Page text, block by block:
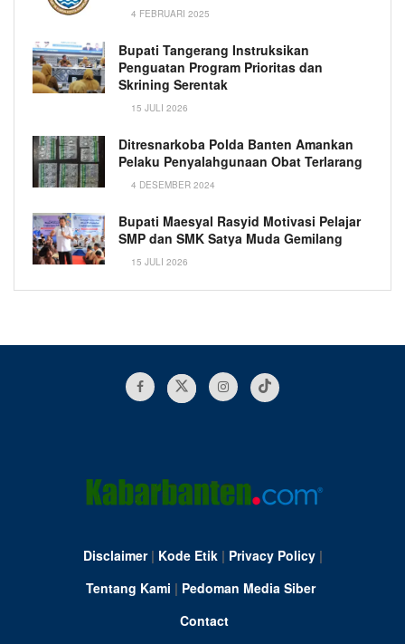
4 FEBRUARI 2025
Bupati Tangerang Instruksikan
Penguatan Program Prioritas dan
Skrining Serentak
15 JULI 2026
Ditresnarkoba Polda Banten Amankan
Pelaku Penyalahgunaan Obat Terlarang
4 DESEMBER 2024
Bupati Maesyal Rasyid Motivasi Pelajar
SMP dan SMK Satya Muda Gemilang
15 JULI 2026
Disclaimer| Kode Etik| Privacy Policy|
Tentang Kami | Pedoman Media Siber
Contact